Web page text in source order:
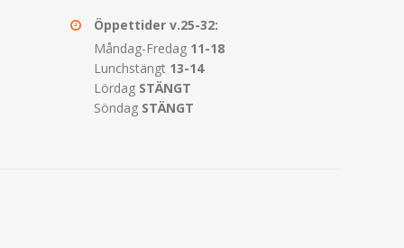
Öppettider v.25-32:
Måndag-Fredag 11-18
Lunchstängt 13-14
Lördag STÄNGT
Söndag STÄNGT